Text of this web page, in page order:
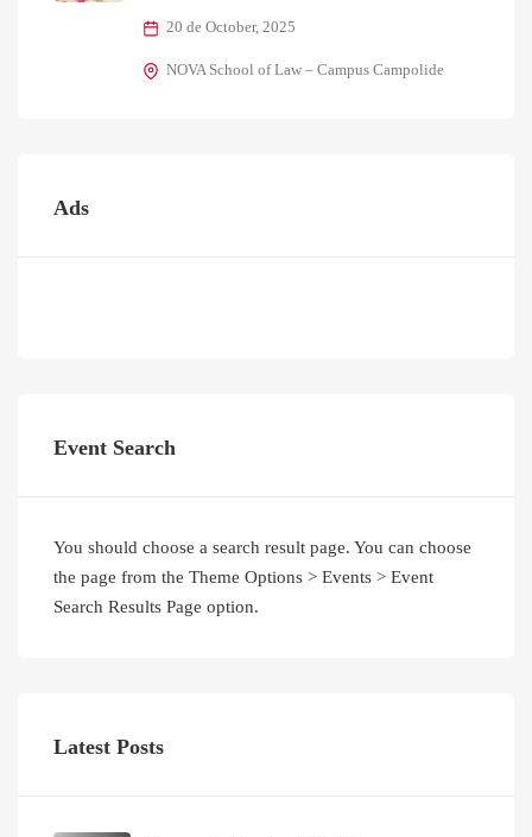
20 de October, 2025
NOVA School of Law – Campus Campolide
Ads
Event Search
You should choose a search result page. You can choose
the page from the Theme Options > Events > Event
Search Results Page option.
Latest Posts